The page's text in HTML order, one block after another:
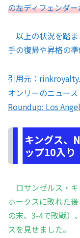
の左ディフェンダ
以上の状況を踏
手の復帰や昇格の準
引用元：
オンリーのニュー
Roundup: Los
キングス、
ップ10入り
ロサンゼルス・
ホークスに敗れた
の末、3-4で敗戦）
スを見せました。